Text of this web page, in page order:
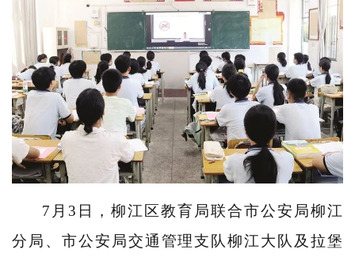
7月3日，柳江区教育局联合市公安局柳江
分局、市公安局交通管理支队柳江大队及拉堡